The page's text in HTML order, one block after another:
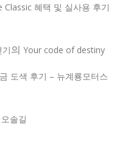
Classic 혜택 및 실사용 후기
의 Your code of destiny
도색 후기 – 뉴계룡모터스
오솔길